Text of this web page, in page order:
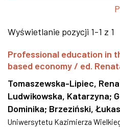
Wyświetlanie pozycji 1-1 z 1
Professional education in
based economy / ed.
Tomaszewska-Lipiec,
Ludwikowska, Katarzyna;
Dominika; Brzeziński,
Uniwersytetu Kazimierza